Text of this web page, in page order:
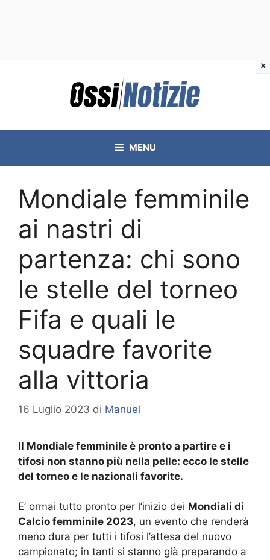
MENU
Mondiale femminile
ai nastri di
partenza: chi sono
le stelle del torneo
Fifa e quali le
squadre favorite
alla vittoria
16 Luglio 2023 di Manuel
Il Mondiale femminile è pronto a partire e i
tifosi non stanno più nella pelle: ecco le stelle
del torneo e le nazionali favorite.
E’ ormai tutto pronto per l’inizio dei Mondiali di
Calcio femminile 2023, un evento che renderà
meno dura per tutti i tifosi l’attesa del nuovo
campionato; in tanti si stanno già preparando a